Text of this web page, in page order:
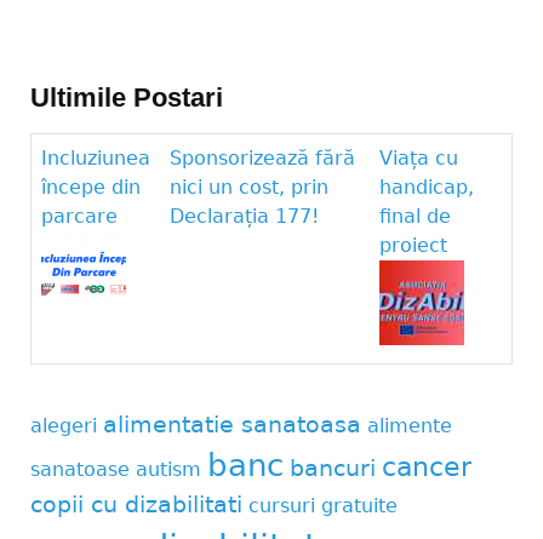
Ultimile Postari
Incluziunea
începe din
parcare
Sponsorizează fără
nici un cost, prin
Declarația 177!
Viața cu
handicap,
final de
proiect
alegeri alimentatie sanatoasa alimente
sanatoase autism banc bancuri cancer
copii cu dizabilitati cursuri gratuite